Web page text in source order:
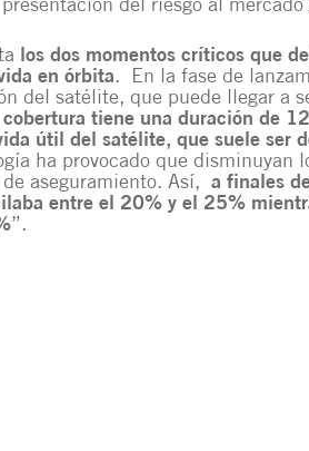
del riesgo al mercado
los dos momentos críticos que
en órbita. En la fase de
del satélite, que puede llegar a
tiene una duración de
útil del satélite, que suele ser
ha provocado que disminuyan
aseguramiento. Así, a finales
entre el 20% y el 25%
”.